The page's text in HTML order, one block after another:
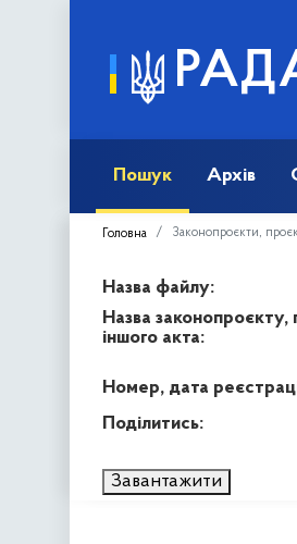
Пошук Архів
Головна Законопроєкти,
Назва файлу:
Назва законопроєкту,
іншого акта:
Номер, дата
Поділитись:
Завантажити